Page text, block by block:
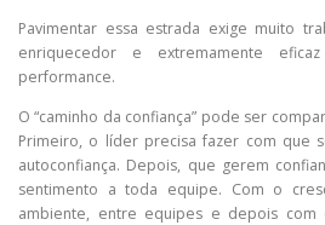
Pavimentar essa estrada exige muito
enriquecedor e extremamente
performance.
O “caminho da confiança” pode ser
Primeiro, o líder precisa fazer com que
autoconfiança. Depois, que gerem
sentimento a toda equipe. Com o
ambiente, entre equipes e depois com